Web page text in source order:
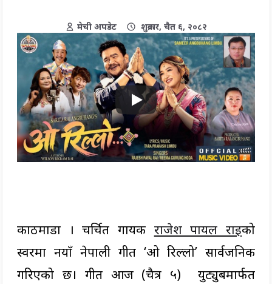
मेची अपडेट शुक्रवार, चैत ६, २०८२
काठमाडौं । चर्चित गायक राजेश पायल राईको
स्वरमा नयाँ नेपाली गीत ‘ओ रिल्लो’ सार्वजनिक
गरिएको छ। गीत आज (चैत्र ५) युट्युबमार्फत